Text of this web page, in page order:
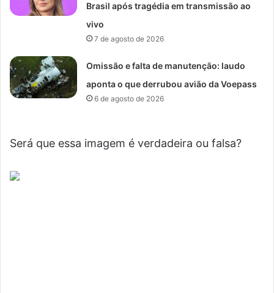
Brasil após tragédia em transmissão ao
vivo
7 de agosto de 2026
Omissão e falta de manutenção: laudo
aponta o que derrubou avião da Voepass
6 de agosto de 2026
Será que essa imagem é verdadeira ou falsa?